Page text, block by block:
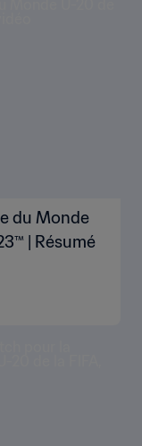
du Monde
| Résumé